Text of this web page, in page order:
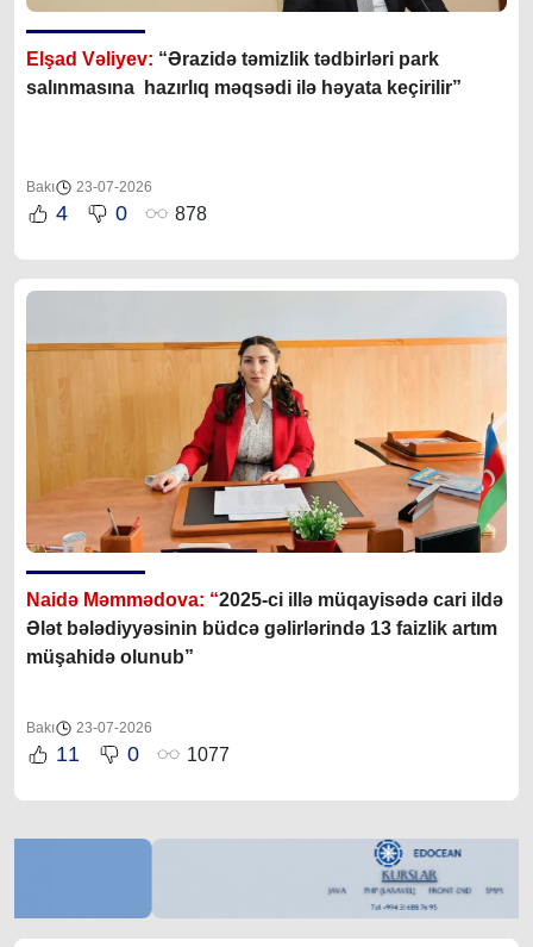
Elşad Vəliyev: “Ərazidə təmizlik tədbirləri park
salınmasına hazırlıq məqsədi ilə həyata keçirilir”
Bakı 23-07-2026
4 0 878
Naidə Məmmədova: “2025-ci illə müqayisədə cari ildə
Ələt bələdiyyəsinin büdcə gəlirlərində 13 faizlik artım
müşahidə olunub”
Bakı 23-07-2026
11 0 1077